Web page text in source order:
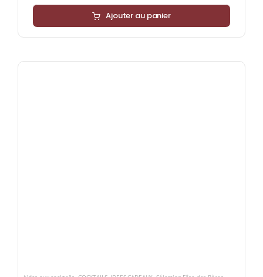
Ajouter au panier